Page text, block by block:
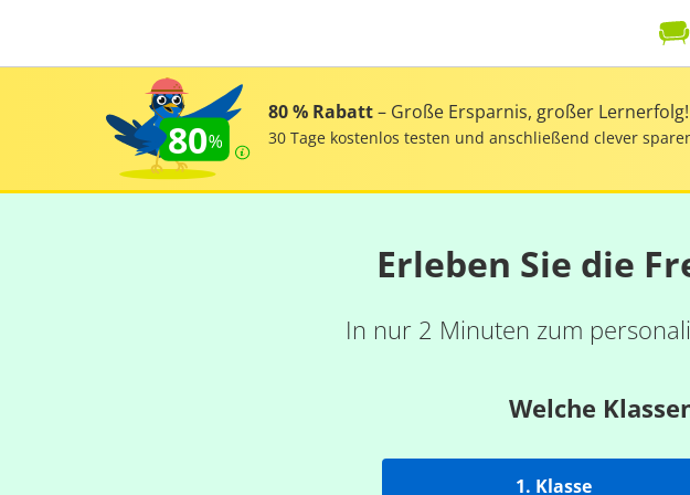
80
80 % Rabatt– Große Ersparnis, großer Lernerfolg!
30 Tage kostenlos testen und anschließend clever
Erleben Sie die
In nur 2 Minuten zum
Welche
1. Klasse